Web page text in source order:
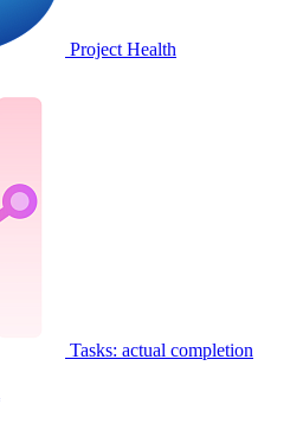
Project Health
Tasks: actual completion